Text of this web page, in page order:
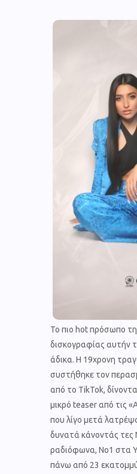
Το πιο hot πρόσωπο
δισκογραφίας αυτήν
άδικα. Η 19χρονη
συστήθηκε τον
από το TikTok,
μικρό teaser από τις
που λίγο μετά
δυνατά κάνοντάς τες
ραδιόφωνα, Νο1 στα
πάνω από 23